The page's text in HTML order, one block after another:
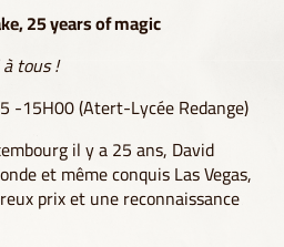
25 years of magic
tous !
-15H00 (Atert-Lycée Redange)
il y a 25 ans, David
et même conquis Las Vegas,
prix et une reconnaissance